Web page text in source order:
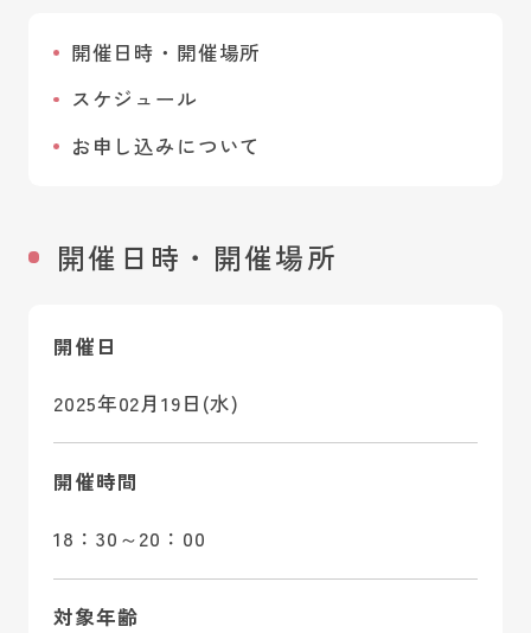
開催日時・開催場所
スケジュール
お申し込みについて
開催日時・開催場所
開催日
2025年02月19日(水)
開催時間
18：30～20：00
対象年齢